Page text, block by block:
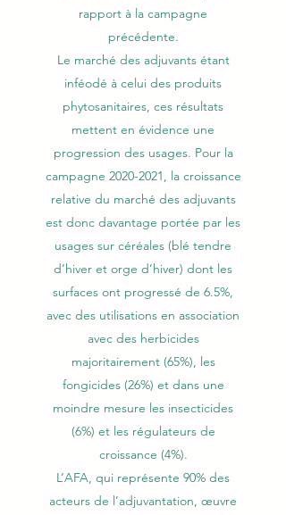
rapport à la campagne
précédente.
Le marché des adjuvants étant
inféodé à celui des produits
phytosanitaires, ces résultats
mettent en évidence une
progression des usages. Pour la
campagne 2020-2021, la croissance
relative du marché des adjuvants
est donc davantage portée par les
usages sur céréales (blé tendre
d’hiver et orge d’hiver) dont les
surfaces ont progressé de 6.5%,
avec des utilisations en association
avec des herbicides
majoritairement (65%), les
fongicides (26%) et dans une
moindre mesure les insecticides
(6%) et les régulateurs de
croissance (4%).
L’AFA, qui représente 90% des
acteurs de l’adjuvantation, œuvre